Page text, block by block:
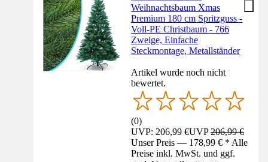
Weihnachtsbaum Xmas
Premium 180 cm Spritzguss -
Voll-PE Christbaum - 766
Zweige, Einfache
Steckmontage, Metallständer
Artikel wurde noch nicht
bewertet.
(0)
UVP: 206,99 €UVP206,99 €
Unser Preis — 178,99 € * Alle
Preise inkl. MwSt. und ggf.